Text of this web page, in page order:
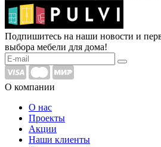
Подпишитесь на наши новости и
выбора мебели для дома!
О компании
О нас
Проекты
Акции
Наши клиенты